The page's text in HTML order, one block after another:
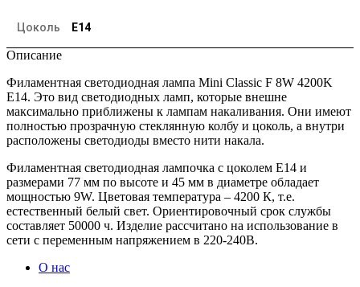
Цоколь E14
Описание
Филаментная светодиодная лампа Mini Classic F 8W 4200K
E14. Это вид светодиодных ламп, которые внешне
максимально приближены к лампам накаливания. Они имеют
полностью прозрачную стеклянную колбу и цоколь, а внутри
расположены светодиоды вместо нити накала.
Филаментная светодиодная лампочка с цоколем E14 и
размерами 77 мм по высоте и 45 мм в диаметре обладает
мощностью 9W. Цветовая температура – 4200 К, т.е.
естественный белый свет. Ориентировочный срок службы
составляет 50000 ч. Изделие рассчитано на использование в
сети с переменным напряжением в 220-240В.
О нас